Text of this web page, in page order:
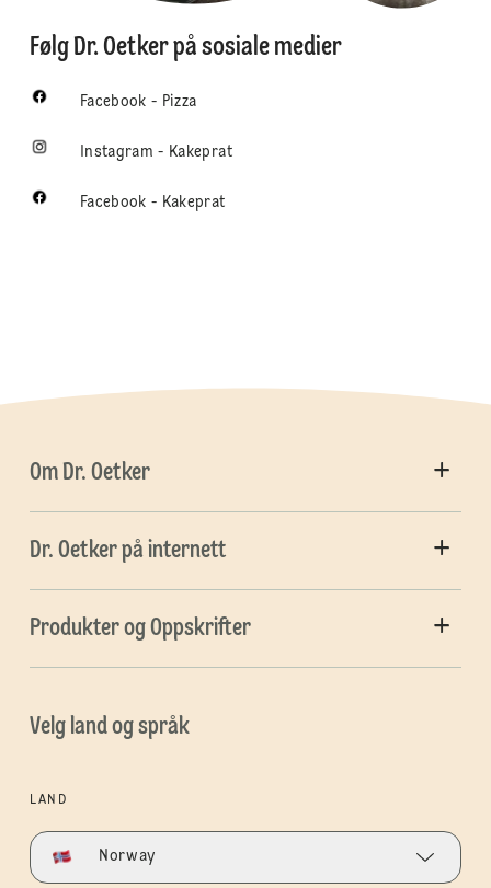
Følg Dr. Oetker på sosiale medier
Facebook - Pizza
Instagram - Kakeprat
Facebook - Kakeprat
Om Dr. Oetker
Dr. Oetker på internett
Produkter og Oppskrifter
Velg land og språk
LAND
Norway